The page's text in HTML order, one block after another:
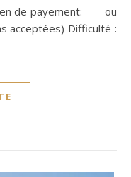
de payement: ou
acceptées) Difficulté :